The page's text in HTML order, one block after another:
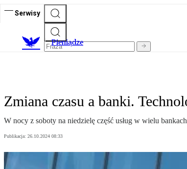
Serwisy
Pieniądze
Zmiana czasu a banki.
W nocy z soboty na niedzielę część usług w wielu
Publikacja: 26.10.2024 08:33